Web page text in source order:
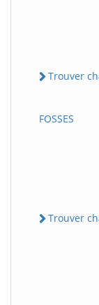
Trouver
FOSSES
Trouver